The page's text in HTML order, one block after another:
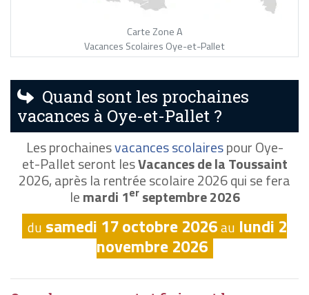
Carte Zone A
Vacances Scolaires Oye-et-Pallet
Quand sont les prochaines
vacances à Oye-et-Pallet ?
Les prochainesvacances scolairespour Oye-
et-Pallet seront lesVacances de la Toussaint
2026, après la rentrée scolaire 2026 qui se fera
lemardi 1erseptembre 2026
du samedi 17 octobre 2026au lundi 2
novembre 2026